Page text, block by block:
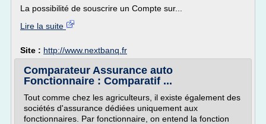
La possibilité de souscrire un Compte sur...
Lire la suite
Site : http://www.nextbanq.fr
Comparateur Assurance auto
Fonctionnaire : Comparatif ...
Tout comme chez les agriculteurs, il existe également des
sociétés d'assurance dédiées uniquement aux
fonctionnaires. Par fonctionnaire, on entend la fonction